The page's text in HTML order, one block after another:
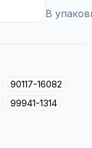
В
90117-16082
99941-1314